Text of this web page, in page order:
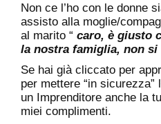
Non ce l’ho con le donne
assisto alla moglie/
al marito “ caro, è giusto
la nostra famiglia, non si
Se hai già cliccato per
per mettere “in
un Imprenditore anche la
miei complimenti.